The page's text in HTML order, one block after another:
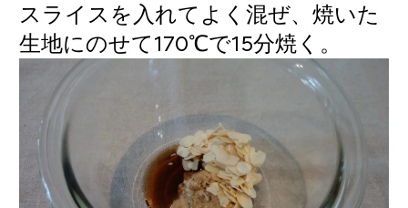
スライスを入れてよく混ぜ、焼いた
生地にのせて170℃で15分焼く。